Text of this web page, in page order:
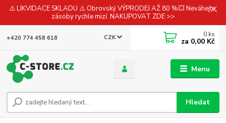
⚠️ LIKVIDACE SKLADU ⚠️ Obrovský VÝPRODEJ AŽ 80 %💥 Neváhejte,
zásoby rychle mizí. NAKUPOVAT ZDE >>
Menu
CZK
Hledat
+420 774 458 618 0 ks
za 0,00 Kč